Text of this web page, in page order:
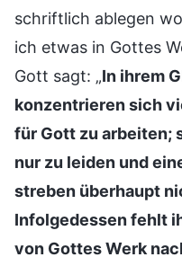
schriftlich ablegen
ich etwas in Gottes
Gott sagt: „In ihrem
konzentrieren sich
für Gott zu arbeiten;
nur zu leiden und
streben überhaupt
Infolgedessen fehlt
von Gottes Werk